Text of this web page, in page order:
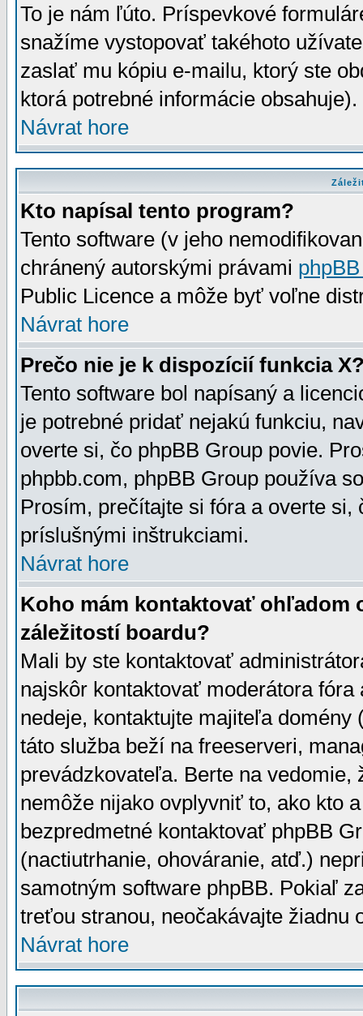
To je nám ľúto. Príspevkové
snažíme vystopovať takéhoto
zaslať mu kópiu e-mailu, ktorý ste
ktorá potrebné informácie
Návrat hore
Kto napísal tento program?
Tento software (v jeho
chránený autorskými právami
Public Licence a môže byť voľne
Návrat hore
Prečo nie je k dispozícií funkcia
Tento software bol napísaný a
je potrebné pridať nejakú funkciu,
overte si, čo phpBB Group povie.
phpbb.com, phpBB Group používa
Prosím, prečítajte si fóra a overte
príslušnými inštrukciami.
Návrat hore
Koho mám kontaktovať ohľadom
záležitostí boardu?
Mali by ste kontaktovať
najskôr kontaktovať moderátora
nedeje, kontaktujte majiteľa
táto služba beží na freeserveri,
prevádzkovateľa. Berte na vedomie,
nemôže nijako ovplyvniť to, ako kto
bezpredmetné kontaktovať phpBB
(nactiutrhanie, ohováranie, atď.)
samotným software phpBB. Pokiaľ
treťou stranou, neočakávajte žiadnu
Návrat hore